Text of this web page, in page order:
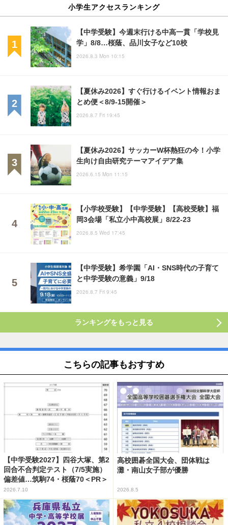
小学生アクセスランキング
【中学受験】今週末行ける中高一貫「学校見
学」8/8…桜蔭、品川女子など10校
2026.8.3 Mon 10:15
【夏休み2026】すぐ行けるイベント情報おま
とめ便＜8/9-15開催＞
2026.8.7 Fri 19:45
【夏休み2026】サッカーW杯熱狂の今！小学
生向け自由研究テーマアイデア集
2026.6.15 Mon 11:15
【小学校受験】【中学受験】【高校受験】福
岡3会場「私立小中高校展」8/22-23
2026.8.5 Wed 17:45
【中学受験】希学園「AI・SNS時代の子育て
と中学受験の意義」9/18
2026.8.7 Fri 9:45
ランキングをもっと見る
こちらの記事もおすすめ
【中学受験2027】四谷大塚、第2
回合不合判定テスト（7/5実施）
偏差値…筑駒74・桜蔭70＜PR＞
2026.7.10
高校囲碁全国大会、団体戦は
灘・南山女子部が優勝
2026.8.5